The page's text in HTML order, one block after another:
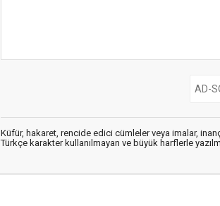
Küfür, hakaret, rencide edici cümleler veya imalar,
Türkçe karakter kullanılmayan ve büyük harflerle